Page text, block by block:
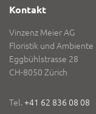
Kontakt
Vinzenz Meier AG
Floristik und Ambiente
Eggbühlstrasse 28
CH-8050 Zürich
Tel.+41 62 836 08 08